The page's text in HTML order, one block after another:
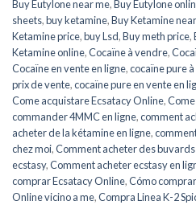
Buy Eutylone near me,Buy Eutylone
sheets,buy ketamine,Buy Ketamine
Ketamine price,buy Lsd,Buy meth price,
Ketamine online,Cocaïne à vendre,
Cocaïne en vente en ligne,cocaïne pure
prix de vente,cocaïne pure en vente en
Come acquistare Ecsatacy Online,
commander 4MMC en ligne,comment
acheter de la kétamine en ligne,
chez moi,Comment acheter des buvards
ecstasy,Comment acheter ecstasy en
comprar Ecsatacy Online,Cómo
Online vicino a me,Compra Linea K-2